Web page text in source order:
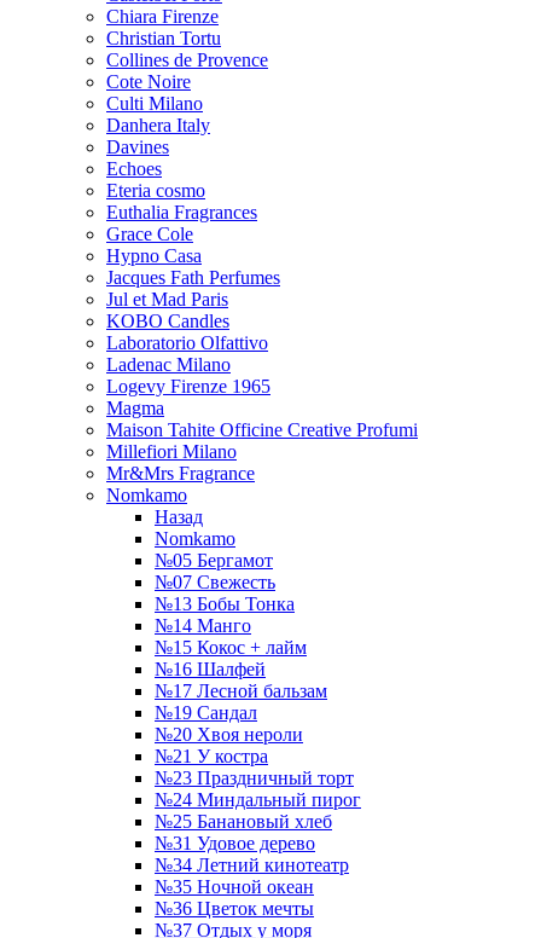
Chiara Firenze
Christian Tortu
Collines de Provence
Cote Noire
Culti Milano
Danhera Italy
Davines
Echoes
Eteria cosmo
Euthalia Fragrances
Grace Cole
Hypno Casa
Jacques Fath Perfumes
Jul et Mad Paris
KOBO Candles
Laboratorio Olfattivo
Ladenac Milano
Logevy Firenze 1965
Magma
Maison Tahite Officine Creative Profumi
Millefiori Milano
Mr&Mrs Fragrance
Nomkamo
Назад
Nomkamo
№05 Бергамот
№07 Свежесть
№13 Бобы Тонка
№14 Манго
№15 Кокос + лайм
№16 Шалфей
№17 Лесной бальзам
№19 Сандал
№20 Хвоя нероли
№21 У костра
№23 Праздничный торт
№24 Миндальный пирог
№25 Банановый хлеб
№31 Удовое дерево
№34 Летний кинотеатр
№35 Ночной океан
№36 Цветок мечты
№37 Отдых у моря